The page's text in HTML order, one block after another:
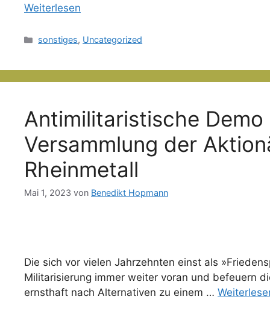
Weiterlesen
Kategorien
sonstiges, Uncategorized
Antimilitaristische
Versammlung der
Rheinmetall
Mai 1, 2023 von Benedikt Hopmann
Die sich vor vielen Jahrzehnten einst als
Militarisierung immer weiter voran und befeuern
ernsthaft nach Alternativen zu einem …